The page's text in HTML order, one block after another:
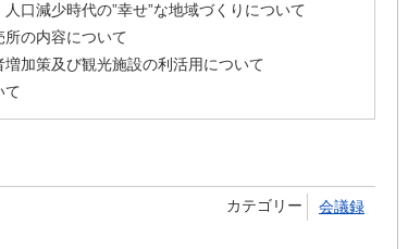
口減少時代の”幸せ”な地域づくりについて
所の内容について
増加策及び観光施設の利活用について
て
カテゴリー 会議録